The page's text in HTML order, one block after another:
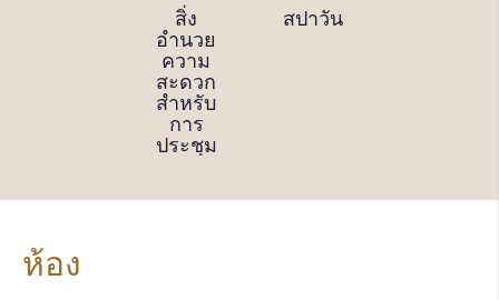
สิ่ง
อำนวย
ความ
สะดวก
สำหรับ
การ
ประชุม
สปาวัน
ห้อง